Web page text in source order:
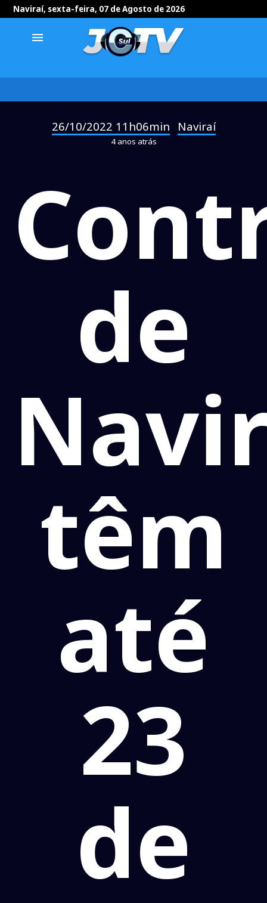
Naviraí, sexta-feira, 07 de Agosto de 2026
menu
26/10/2022 11h06min Naviraí
4 anos atrás
de
têm
até
23
de